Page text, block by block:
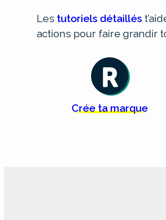
Les tutoriels détaillés
actions pour faire grandir
Crée tamarque